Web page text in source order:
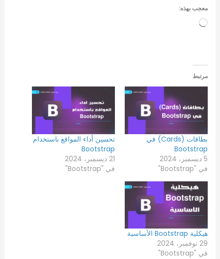
معجب بهذه:
جاري
مرتبط
بطاقات (Cards) في
Bootstrap
5 ديسمبر، 2024
في "Bootstrap"
تحسين أداء المواقع باستخدام
Bootstrap
21 ديسمبر، 2024
في "Bootstrap"
هيكلية Bootstrap الأساسية
29 نوفمبر، 2024
في "Bootstrap"